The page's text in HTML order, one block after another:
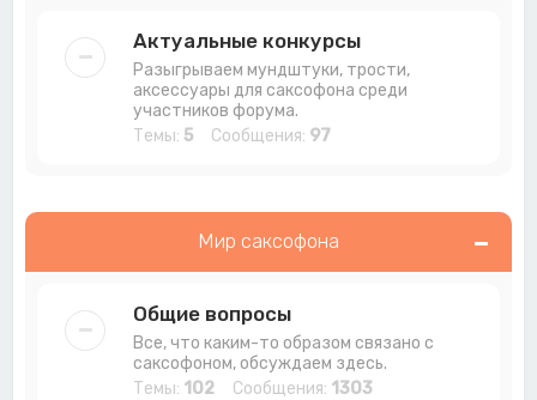
Актуальные конкурсы
Разыгрываем мундштуки, трости,
аксессуары для саксофона среди
участников форума.
Темы: 5 Сообщения: 97
Мир саксофона
Общие вопросы
Все, что каким-то образом связано с
саксофоном, обсуждаем здесь.
Темы: 102 Сообщения: 1303